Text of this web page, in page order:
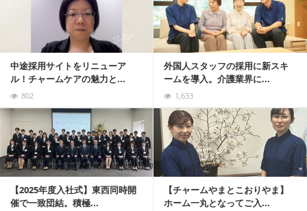
中途採用サイトをリニューア
ル！チャームケアの魅力と...
802
外国人スタッフの採用に新スキ
ームを導入。介護業界に...
1,633
【2025年度入社式】東西同時開
催で一致団結。積極...
【チャームやまとこおりやま】
ホーム一丸となってご入...
記事を読む